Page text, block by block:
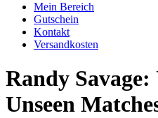
Mein Bereich
Gutschein
Kontakt
Versandkosten
Randy Savage:
Unseen